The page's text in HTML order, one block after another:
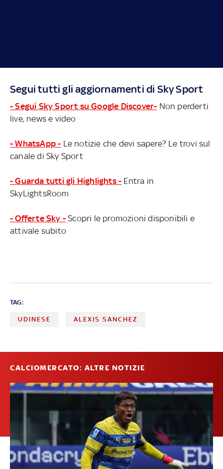
Segui tutti gli aggiornamenti di Sky Sport
- Segui Sky Sport su Google Discover- Non perderti
live, news e video
- WhatsApp - Le notizie che devi sapere? Le trovi sul
canale di Sky Sport
- Guarda tutti gli Highlights - Entra in
SkyLightsRoom
- Offerte Sky - Scopri le promozioni disponibili e
attivale subito
TAG:
UDINESE ALEXIS SANCHEZ
CALCIOMERCATO: ALTRE NOTIZIE